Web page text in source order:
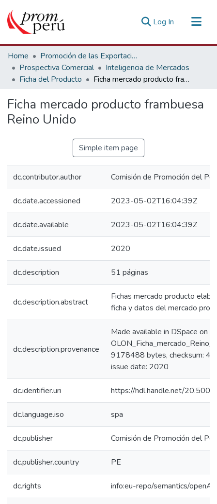
Log In (current)
Communities & Collections
All of DSpace
Statistics
Home
Promoción de las Exportaciones
Prospectiva Comercial
Inteligencia de Mercados
Ficha del Producto
Ficha mercado producto frambuesa Reino Unido
Ficha mercado producto frambuesa
Reino Unido
Simple item page
dc.contributor.author Comisión de Promoción del
dc.date.accessioned 2023-05-02T16:04:39Z
dc.date.available 2023-05-02T16:04:39Z
dc.date.issued 2020
dc.description 51 páginas
dc.description.abstract
Fichas mercado producto
ficha y datos del mercado
dc.description.provenance
Made available in DSpace on
9178488 bytes, checksum:
issue date: 2020
dc.identifier.uri https://hdl.handle.net/
dc.language.iso spa
dc.publisher Comisión de Promoción del
dc.publisher.country PE
dc.rights info:eu-repo/semantics/